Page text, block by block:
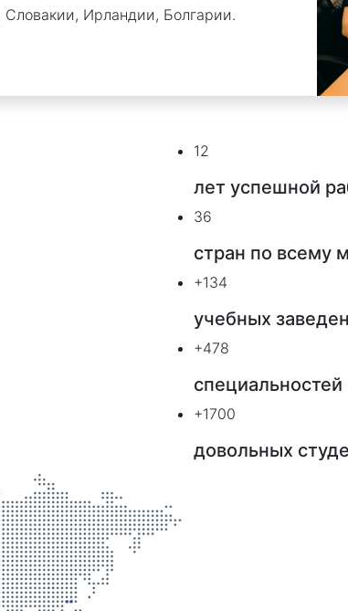
Ирландии, Болгарии.
12
лет успешной
36
стран по всему
+134
учебных
+478
специальностей
+1700
довольных